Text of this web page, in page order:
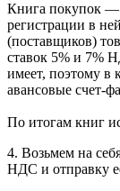
Книга покупок —
регистрации в
(поставщиков)
ставок 5% и 7%
имеет, поэтому в
авансовые счет-
По итогам книг
4. Возьмем на
НДС и отправку